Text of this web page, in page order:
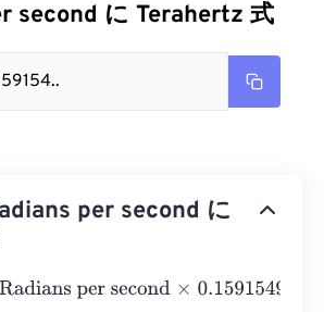
second に Terahertz 式
per second に
per second×0.1591549430919